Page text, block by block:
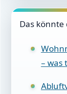
Das
– was